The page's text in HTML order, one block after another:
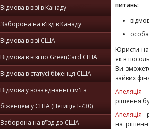
Відмова в візі в Канаду
Заборона на в'їзд в Канаду
Відмова в візі США
Відмова в візі по GreenCard США
Відмова в статусі біженця США
Відмова у возз'єднанні сім'ї з
біженцем у США (Петиція I-730)
Заборона на в'їзд до США
питань:
Юристи
як в
Ви
зайвих
Апеляція -
рішення
Апеляція -
на